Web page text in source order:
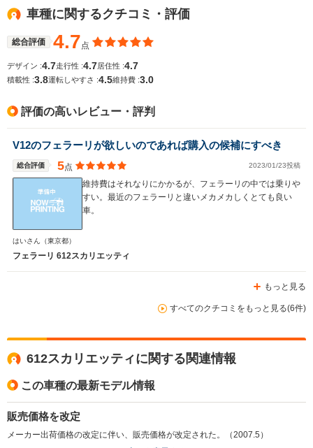
WLTCモード
燃費
排気量
駆動方式
-
5748cc
FR
-
車種に関するクチコミ・評価
総合評価 4.7点
デザイン :4.7走行性 :4.7居住性 :4.7
積載性 :3.8運転しやすさ :4.5維持費 :3.0
評価の高いレビュー・評判
V12のフェラーリが欲しいのであれば購入の候補にすべき
総合評価 5点 2023/01/23投稿
維持費はそれなりにかかるが、フェラーリの中では乗りや
すい。最近のフェラーリと違いメカメカしくとても良い
車。
はいさん （東京都）
フェラーリ 612スカリエッティ
もっと見る
すべてのクチコミをもっと見る(6件)
612スカリエッティに関する関連情報
この車種の最新モデル情報
販売価格を改定
メーカー出荷価格の改定に伴い、販売価格が改定された。（2007.5）